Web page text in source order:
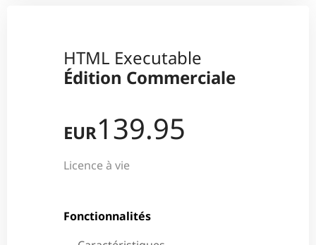
HTML Executable
Édition Commerciale
EUR139.95
Licence à vie
Fonctionnalités